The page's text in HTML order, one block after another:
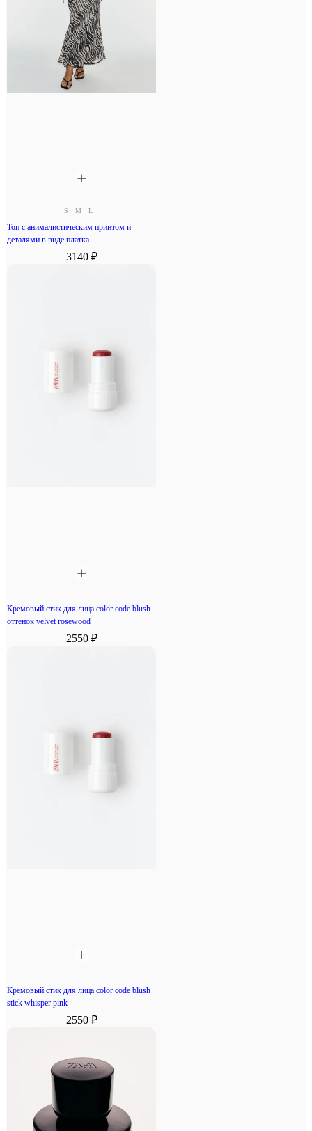
S M L
Топ с анималистическим принтом и
деталями в виде платка
3140 ₽
Кремовый стик для лица color code blush
оттенок velvet rosewood
2550 ₽
Кремовый стик для лица color code blush
stick whisper pink
2550 ₽